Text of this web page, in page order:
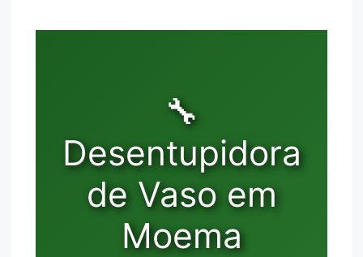
🔧
Desentupidora
de Vaso em
Moema